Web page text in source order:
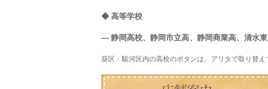
◆ 高等学校
— 静岡高校、静岡市立高、静岡商業高、清水
葵区・駿河区内の高校のボタンは、アリタで取り替え